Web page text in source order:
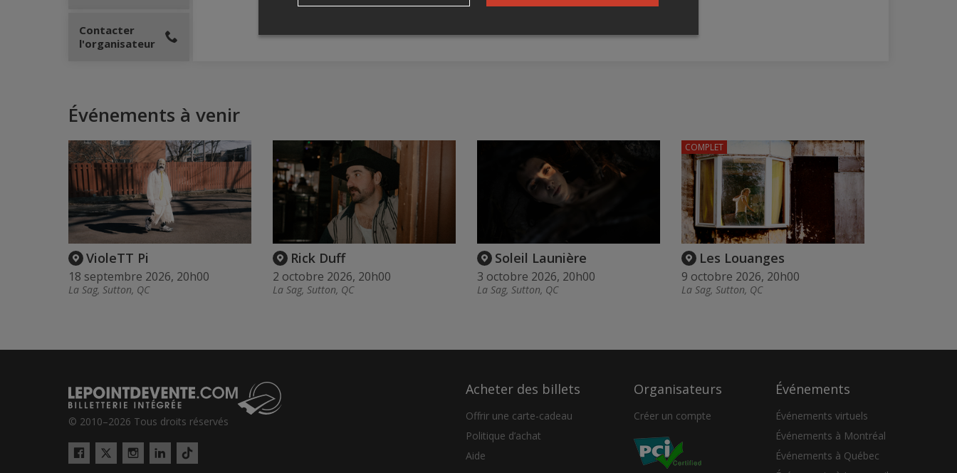
Contacter
l'organisateur
Événements à venir
VioleTT Pi
18 septembre 2026, 20h00
La Sag, Sutton, QC
Rick Duff
2 octobre 2026, 20h00
La Sag, Sutton, QC
Soleil Launière
3 octobre 2026, 20h00
La Sag, Sutton, QC
Les Louanges
9 octobre 2026, 20h00
La Sag, Sutton, QC
COMPLET
© 2010–2026 Tous droits réservés
Facebook
Twitter
InstagramLinkedIn
Tiktok
Acheter des billets
Offrir une carte-cadeau
Politique d’achat
Aide
Organisateurs
Créer un compte
Événements
Événements virtuels
Événements à Montréal
Événements à Québec